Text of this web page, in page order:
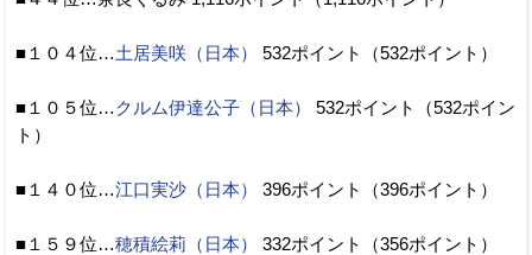
■１０４位…土居美咲（日本） 532ポイント（532ポイント）
■１０５位… クルム伊達公子（日本）
532ポイント（532ポイン
ト）
■１４０位…江口実沙（日本） 396ポイント（396ポイント）
■１５９位…穂積絵莉（日本） 332ポイント（356ポイント）